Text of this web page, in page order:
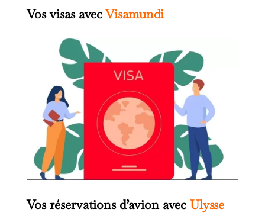
Vos visas avecVisamundi
Vos réservations d’avion avec Ulysse